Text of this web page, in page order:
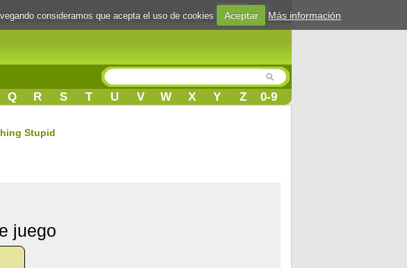
Login
Q R S T U V W X Y Z 0-9
Stupid
juego
consideramos que acepta el uso de cookies Aceptar Más información